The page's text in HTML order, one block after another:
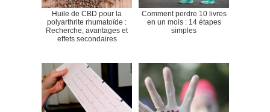
Huile de CBD pour la
polyarthrite rhumatoïde :
Recherche, avantages et
effets secondaires
Comment perdre 10 livres
en un mois : 14 étapes
simples